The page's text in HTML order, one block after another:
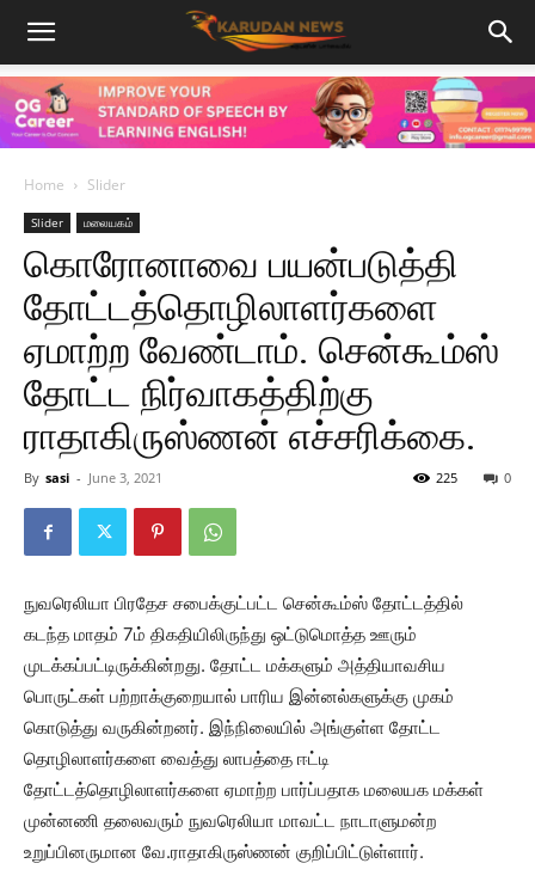
Home Slider
Slider மலையகம்
கொரோனாவை பயன்படுத்தி
தோட்டத்தொழிலாளர்களை
ஏமாற்ற வேண்டாம். சென்கூம்ஸ்
தோட்ட நிர்வாகத்திற்கு
ராதாகிருஸ்ணன் எச்சரிக்கை.
By sasi - June 3, 2021 0
225
நுவரெலியா பிரதேச சபைக்குட்பட்ட சென்கூம்ஸ் தோட்டத்தில்
கடந்த மாதம் 7ம் திகதியிலிருந்து ஒட்டுமொத்த ஊரும்
முடக்கப்பட்டிருக்கின்றது. தோட்ட மக்களும் அத்தியாவசிய
பொருட்கள் பற்றாக்குறையால் பாரிய இன்னல்களுக்கு முகம்
கொடுத்து வருகின்றனர். இந்நிலையில் அங்குள்ள தோட்ட
தொழிலாளர்களை வைத்து லாபத்தை ஈட்டி
தோட்டத்தொழிலாளர்களை ஏமாற்ற பார்ப்பதாக மலையக மக்கள்
முன்னணி தலைவரும் நுவரெலியா மாவட்ட நாடாளுமன்ற
உறுப்பினருமான வே.ராதாகிருஸ்ணன் குறிப்பிட்டுள்ளார்.